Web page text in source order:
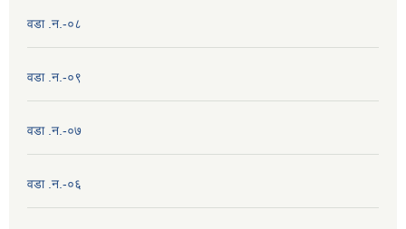
वडा .न.-०८
वडा .न.-०९
वडा .न.-०७
वडा .न.-०६